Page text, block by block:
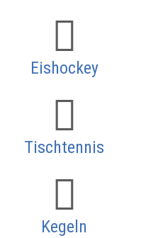
Eishockey
Tischtennis
Kegeln